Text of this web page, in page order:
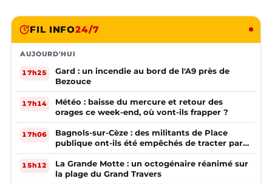
FIL INFO24/7
AUJOURD'HUI
17h25
Gard : un incendie au bord de l'A9 près de
Bezouce
17h14
Météo : baisse du mercure et retour des
orages ce week-end, où vont-ils frapper ?
17h06
Bagnols-sur-Cèze : des militants de Place
publique ont-ils été empêchés de tracter par
la mairie ?
15h12
La Grande Motte : un octogénaire réanimé sur
la plage du Grand Travers